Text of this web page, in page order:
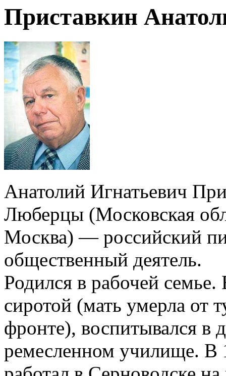
Приставкин
Анатолий Игнатьевич
Люберцы (Московская
Москва) — российский
общественный деятель.
Родился в рабочей
сиротой (мать умерла от
фронте), воспитывался в
ремесленном училище. В